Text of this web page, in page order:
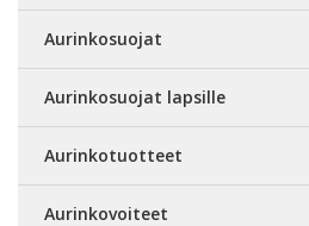
Aurinkosuojat
Aurinkosuojat lapsille
Aurinkotuotteet
Aurinkovoiteet